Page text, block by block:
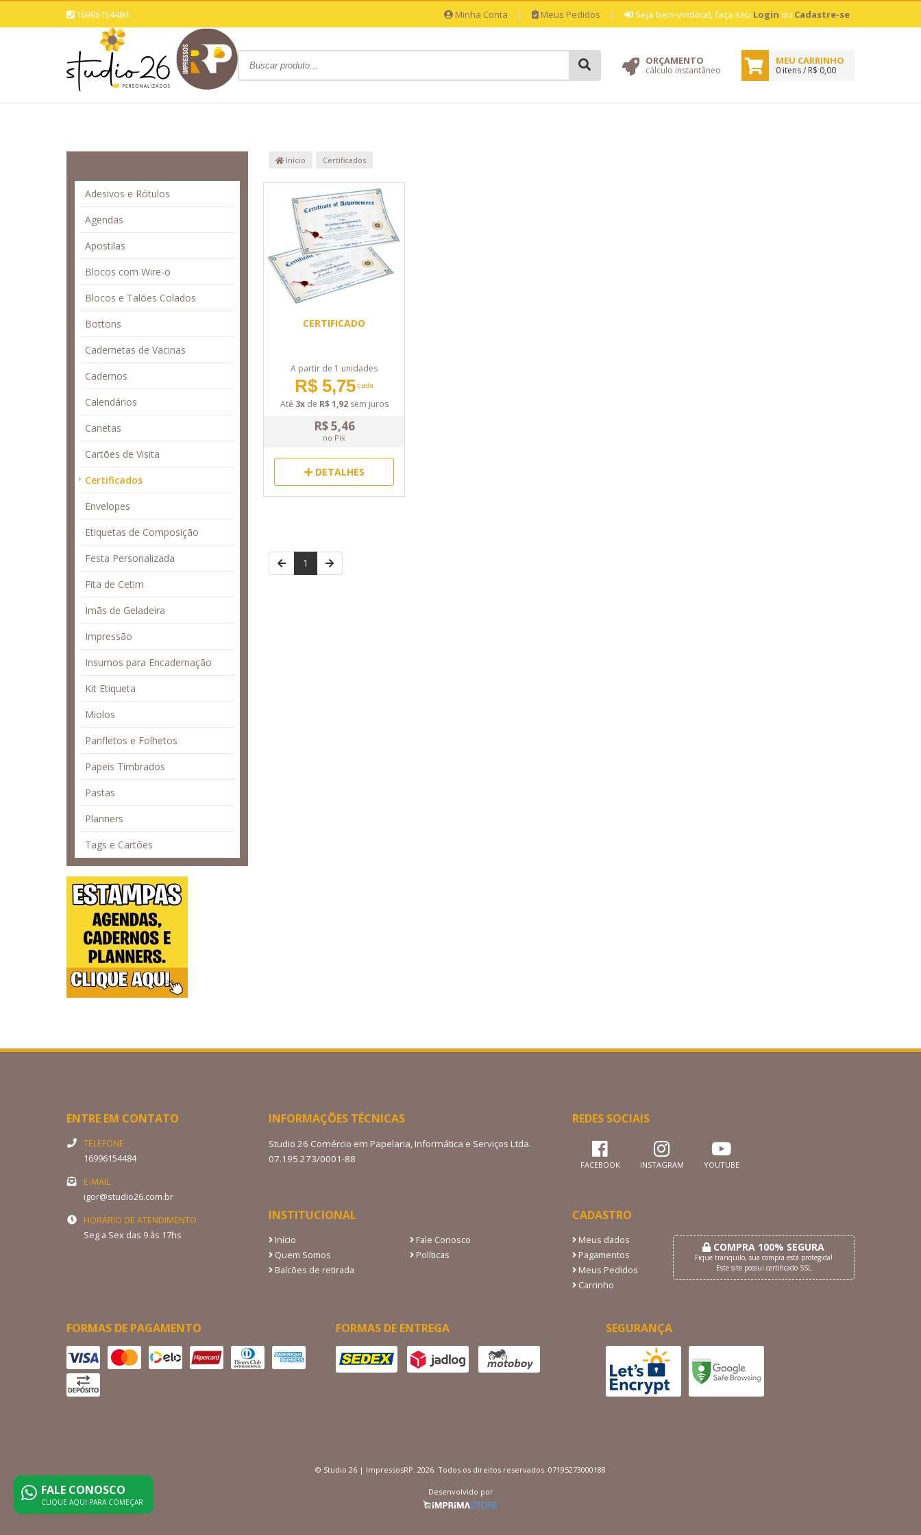
16996154484 Minha Conta | Meus Pedidos | Seja bem-vindo(a), faça seu Login ou Cadastre-se
ORÇAMENTO
cálculo instantâneo
MEU CARRINHO
0 itens / R$ 0,00
Adesivos e Rótulos
Agendas
Apostilas
Blocos com Wire-o
Blocos e Talões Colados
Bottons
Cadernetas de Vacinas
Cadernos
Calendários
Canetas
Cartões de Visita
Certificados
Envelopes
Etiquetas de Composição
Festa Personalizada
Fita de Cetim
Imãs de Geladeira
Impressão
Insumos para Encadernação
Kit Etiqueta
Miolos
Panfletos e Folhetos
Papeis Timbrados
Pastas
Planners
Tags e Cartões
Início Certificados
CERTIFICADO
A partir de 1 unidades
R$ 5,75cada
Até 3xde R$ 1,92sem juros
R$ 5,46
no Pix
DETALHES
1
ENTRE EM CONTATO
TELEFONE
16996154484
E-MAIL
igor@studio26.com.br
HORÁRIO DE ATENDIMENTO
Seg a Sex das 9 às 17hs
INFORMAÇÕES TÉCNICAS
Studio 26 Comércio em Papelaria, Informática e Serviços Ltda.
07.195.273/0001-88
REDES SOCIAIS
FACEBOOK INSTAGRAM YOUTUBE
INSTITUCIONAL
Início
Fale Conosco
Quem Somos
Políticas
Balcões de retirada
CADASTRO
Meus dados
Pagamentos
Meus Pedidos
Carrinho
COMPRA 100% SEGURA
Fique tranquilo, sua compra está protegida!
Este site possui certificado SSL
FORMAS DE PAGAMENTO FORMAS DE ENTREGA SEGURANÇA
© Studio 26 | ImpressosRP. 2026. Todos os direitos reservados. 07195273000188
Desenvolvido por
FALE CONOSCO
CLIQUE AQUI PARA COMEÇAR